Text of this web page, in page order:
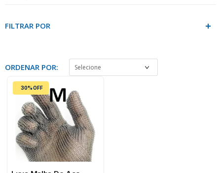
FILTRAR POR
ORDENAR POR:
30% OFF